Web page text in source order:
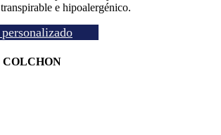
e hipoalergénico.
COLCHON